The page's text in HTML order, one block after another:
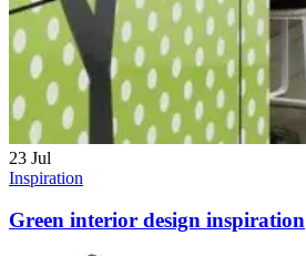
23 Jul
Inspiration
Green interior design inspiration